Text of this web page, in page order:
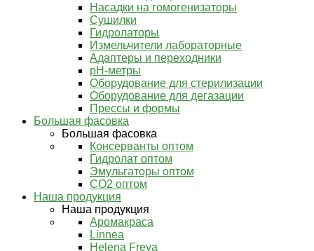
Насадки на гомогенизаторы
Сушилки
Гидролаторы
Измельчители лабораторные
Адаптеры и переходники
pH-метры
Оборудование для стерилизации
Оборудование для дегазации
Прессы и формы
Большая фасовка
Большая фасовка
Консерванты оптом
Гидролат оптом
Эмульгаторы оптом
СО2 оптом
Наша продукция
Наша продукция
Аромакраса
Linnea
Helena Freya